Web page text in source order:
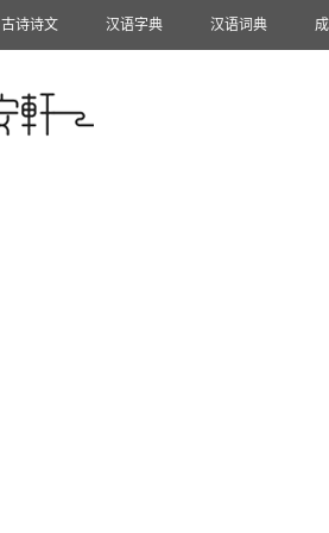
古诗诗文 汉语字典 汉语词典